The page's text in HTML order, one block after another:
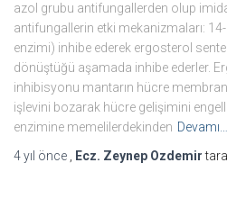
azol grubu antifungallerden olup
antifungallerin etki mekanizmaları:
enzimi) inhibe ederek ergosterol
dönüştüğü aşamada inhibe ederler.
inhibisyonu mantarın hücre membran
işlevini bozarak hücre gelişimini
enzimine memelilerdekinden Devamı…
4 yıl önce Ecz. Zeynep Ozdemir